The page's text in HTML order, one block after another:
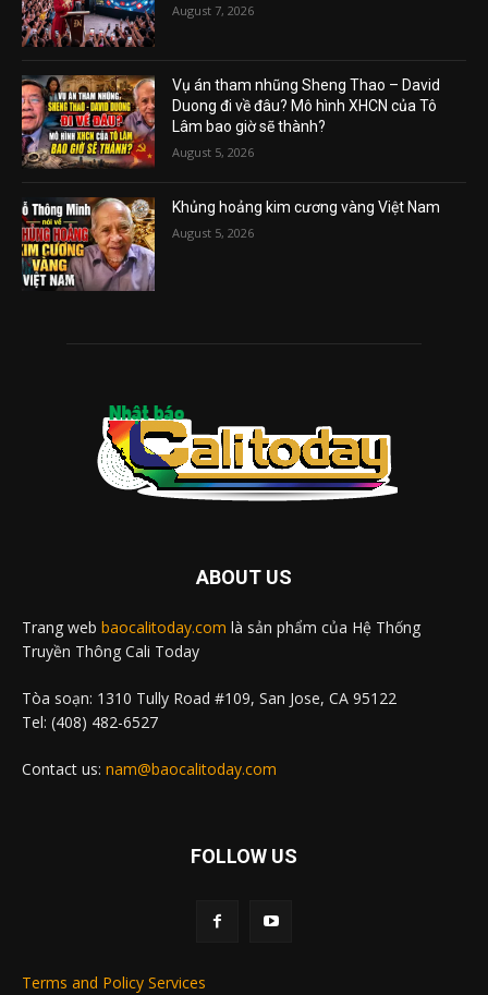
August 7, 2026
Vụ án tham nhũng Sheng Thao – David
Duong đi về đâu? Mô hình XHCN của Tô
Lâm bao giờ sẽ thành?
August 5, 2026
Khủng hoảng kim cương vàng Việt Nam
August 5, 2026
ABOUT US
Trang web baocalitoday.com là sản phẩm của Hệ Thống
Truyền Thông Cali Today
Tòa soạn: 1310 Tully Road #109, San Jose, CA 95122
Tel: (408) 482-6527
Contact us: nam@baocalitoday.com
FOLLOW US
Terms and Policy Services